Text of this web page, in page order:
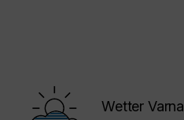
Wetter Varna